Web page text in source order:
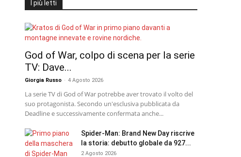
I più letti
God of War, colpo di scena per la serie
TV: Dave...
Giorgia Russo - 4 Agosto 2026
La serie TV di God of War potrebbe aver trovato il volto del
suo protagonista. Secondo un'esclusiva pubblicata da
Deadline e successivamente confermata anche...
Spider-Man: Brand New Day riscrive
la storia: debutto globale da 927...
2 Agosto 2026